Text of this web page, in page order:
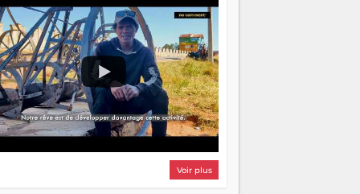
il perpétue un métier discret mais
Voir plus